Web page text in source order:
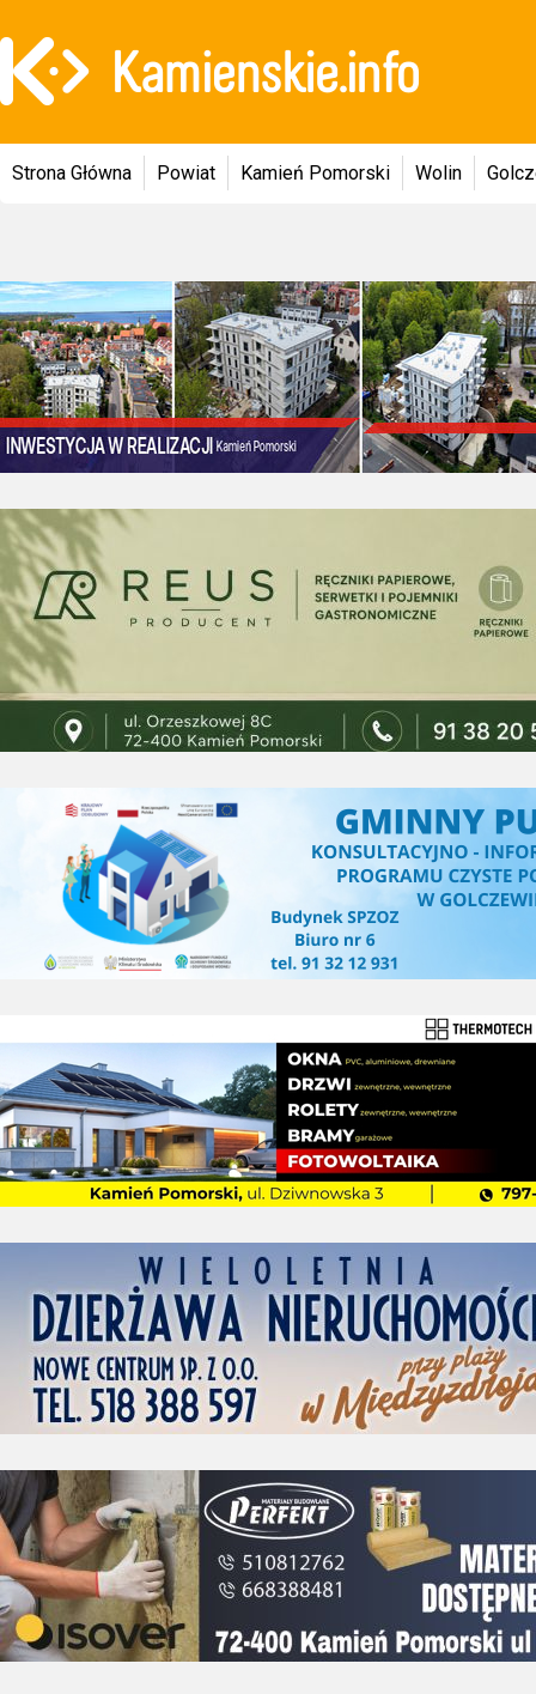
Strona Główna Powiat Kamień Pomorski Wolin